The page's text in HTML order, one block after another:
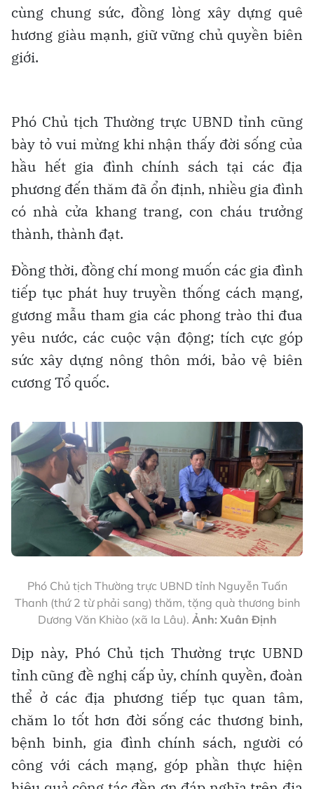
cùng chung sức, đồng lòng xây dựng quê
hương giàu mạnh, giữ vững chủ quyền biên
giới.
Phó Chủ tịch Thường trực UBND tỉnh cũng
bày tỏ vui mừng khi nhận thấy đời sống của
hầu hết gia đình chính sách tại các địa
phương đến thăm đã ổn định, nhiều gia đình
có nhà cửa khang trang, con cháu trưởng
thành, thành đạt.
Đồng thời, đồng chí mong muốn các gia đình
tiếp tục phát huy truyền thống cách mạng,
gương mẫu tham gia các phong trào thi đua
yêu nước, các cuộc vận động; tích cực góp
sức xây dựng nông thôn mới, bảo vệ biên
cương Tổ quốc.
Phó Chủ tịch Thường trực UBND tỉnh Nguyễn Tuấn
Thanh (thứ 2 từ phải sang) thăm, tặng quà thương binh
Dương Văn Khiào (xã Ia Lâu). Ảnh: Xuân Định
Dịp này, Phó Chủ tịch Thường trực UBND
tỉnh cũng đề nghị cấp ủy, chính quyền, đoàn
thể ở các địa phương tiếp tục quan tâm,
chăm lo tốt hơn đời sống các thương binh,
bệnh binh, gia đình chính sách, người có
công với cách mạng, góp phần thực hiện